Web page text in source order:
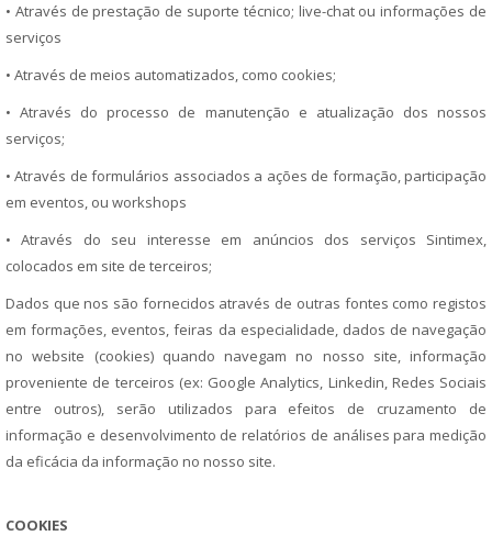
• Através de prestação de suporte técnico; live-chat ou informações de
serviços
• Através de meios automatizados, como cookies;
• Através do processo de manutenção e atualização dos nossos
serviços;
• Através de formulários associados a ações de formação, participação
em eventos, ou workshops
• Através do seu interesse em anúncios dos serviços Sintimex,
colocados em site de terceiros;
Dados que nos são fornecidos através de outras fontes como registos
em formações, eventos, feiras da especialidade, dados de navegação
no website (cookies) quando navegam no nosso site, informação
proveniente de terceiros (ex: Google Analytics, Linkedin, Redes Sociais
entre outros), serão utilizados para efeitos de cruzamento de
informação e desenvolvimento de relatórios de análises para medição
da eficácia da informação no nosso site.
COOKIES